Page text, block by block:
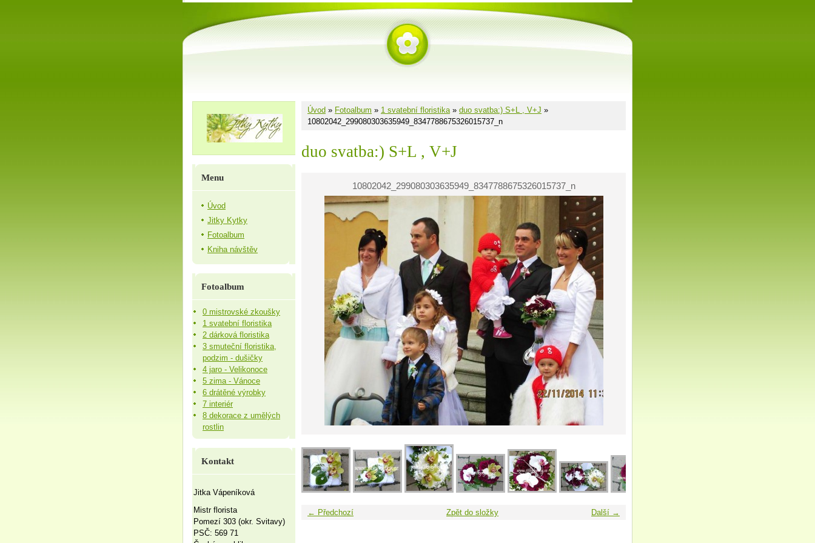
Úvod » Fotoalbum » 1 svatební floristika» duo svatba:) S+L , V+J »
10802042_299080303635949_8347788675326015737_n
duo svatba:) S+L , V+J
10802042_299080303635949_8347788675326015737_n
← Předchozí Další →
Zpět do složky
Menu
Úvod
Jitky Kytky
Fotoalbum
Kniha návštěv
Fotoalbum
0 mistrovské zkoušky
1 svatební floristika
2 dárková floristika
3 smuteční floristika,
podzim - dušičky
4 jaro - Velikonoce
5 zima - Vánoce
6 drátěné výrobky
7 interiér
8 dekorace z umělých
rostlin
Kontakt
Jitka Vápeníková
Mistr florista
Pomezí 303 (okr. Svitavy)
PSČ: 569 71